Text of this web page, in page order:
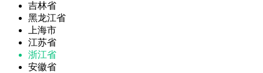
吉林省
黑龙江省
上海市
江苏省
浙江省
安徽省